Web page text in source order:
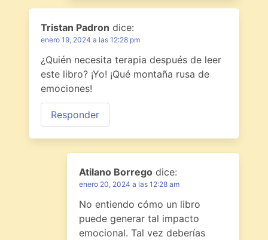
Tristan Padron dice:
enero 19, 2024 a las 12:28 pm
¿Quién necesita terapia después de leer
este libro? ¡Yo! ¡Qué montaña rusa de
emociones!
Responder
Atilano Borrego dice:
enero 20, 2024 a las 12:28 am
No entiendo cómo un libro
puede generar tal impacto
emocional. Tal vez deberías